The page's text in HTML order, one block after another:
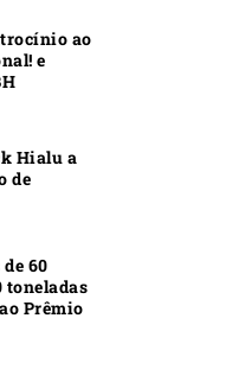
ao
e
Hialu a
de
60
toneladas
Prêmio